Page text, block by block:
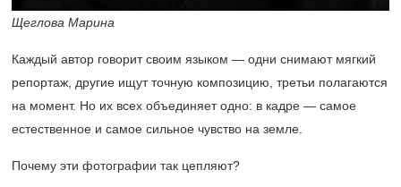
Щеглова Марина
Каждый автор говорит своим языком — одни снимают мягкий
репортаж, другие ищут точную композицию, третьи полагаются
на момент. Но их всех объединяет одно: в кадре — самое
естественное и самое сильное чувство на земле.
Почему эти фотографии так цепляют?